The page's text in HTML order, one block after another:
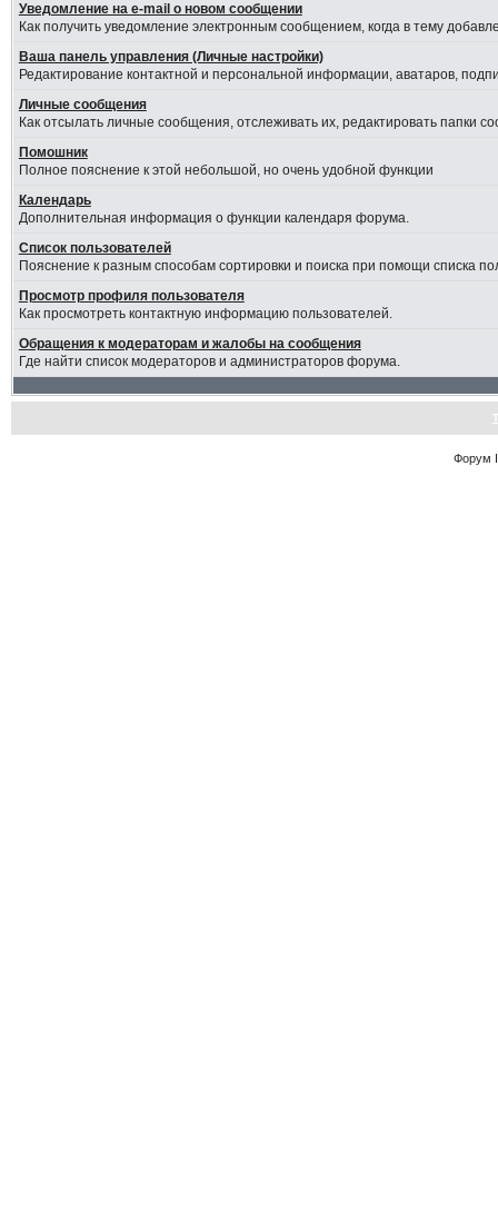
Уведомление на е-mail о новом сообщении
Как получить уведомление электронным сообщением, когда в тему
Ваша панель управления (Личные настройки)
Редактирование контактной и персональной информации, аватаров,
Личные сообщения
Как отсылать личные сообщения, отслеживать их, редактировать папки
Помошник
Полное пояснение к этой небольшой, но очень удобной функции
Календарь
Дополнительная информация о функции календаря форума.
Список пользователей
Пояснение к разным способам сортировки и поиска при помощи списка
Просмотр профиля пользователя
Как просмотреть контактную информацию пользователей.
Обращения к модераторам и жалобы на сообщения
Где найти список модераторов и администраторов форума.
Форум